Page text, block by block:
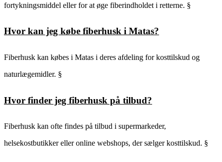
fortykningsmiddel eller for at øge fiberindholdet i retterne. §
Hvor kan jeg købe fiberhusk i Matas?
Fiberhusk kan købes i Matas i deres afdeling for kosttilskud og
naturlægemidler. §
Hvor finder jeg fiberhusk på tilbud?
Fiberhusk kan ofte findes på tilbud i supermarkeder,
helsekostbutikker eller online webshops, der sælger kosttilskud. §